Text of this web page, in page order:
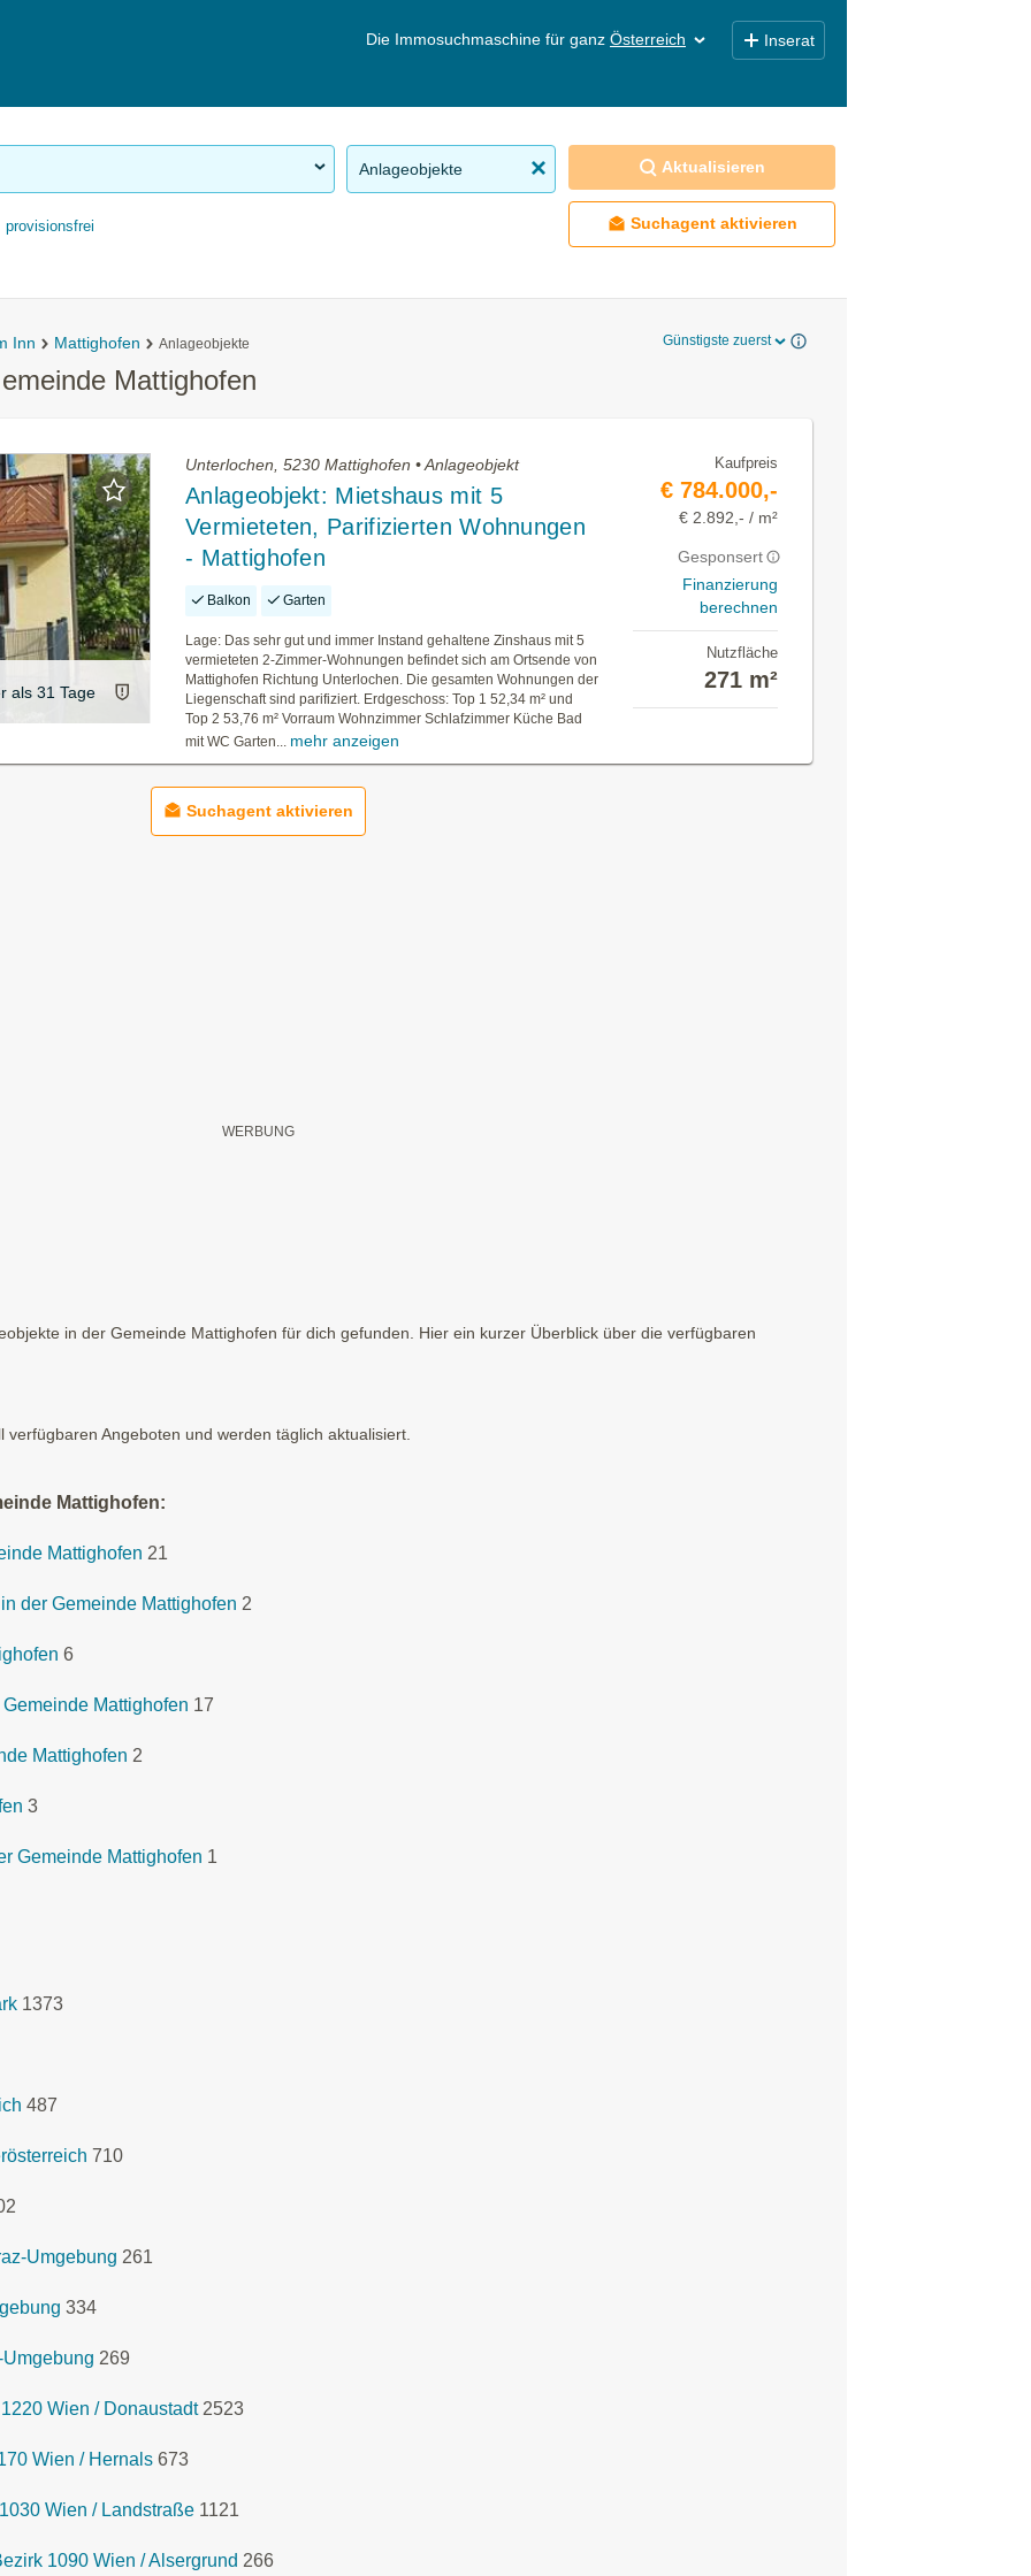
Die Immosuchmaschine für ganz Österreich Inserat
Anlageobjekte
provisionsfrei
Aktualisieren
Suchagent aktivieren
Inn Mattighofen Anlageobjekte Günstigste zuerst
Mattighofen
als 31 Tage
Unterlochen, 5230 Mattighofen • Anlageobjekt
Anlageobjekt: Mietshaus mit 5
Vermieteten, Parifizierten Wohnungen
- Mattighofen
Balkon Garten
Lage: Das sehr gut und immer Instand gehaltene Zinshaus mit 5
vermieteten 2-Zimmer-Wohnungen befindet sich am Ortsende von
Mattighofen Richtung Unterlochen. Die gesamten Wohnungen der
Liegenschaft sind parifiziert. Erdgeschoss: Top 1 52,34 m² und
Top 2 53,76 m² Vorraum Wohnzimmer Schlafzimmer Küche Bad
mit WC Garten... mehr anzeigen
Kaufpreis
€ 784.000,-
€ 2.892,- / m²
Gesponsert
Finanzierung
berechnen
Nutzfläche
271 m²
Suchagent aktivieren
in der Gemeinde Mattighofen für dich gefunden. Hier ein kurzer Überblick über die verfügbaren
Angeboten und werden täglich aktualisiert.
Mattighofen:
Mattighofen 21
der Gemeinde Mattighofen 2
6
Mattighofen 17
Mattighofen 2
3
Gemeinde Mattighofen 1
1373
487
710
Umgebung 261
334
269
Wien / Donaustadt 2523
Wien / Hernals 673
Wien / Landstraße 1121
1090 Wien / Alsergrund 266